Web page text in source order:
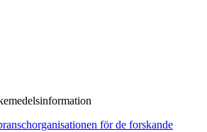
för de forskande